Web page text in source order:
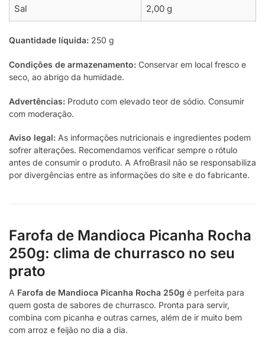
Sal 2,00 g
Quantidade líquida: 250 g
Condições de armazenamento: Conservar em local fresco e
seco, ao abrigo da humidade.
Advertências: Produto com elevado teor de sódio. Consumir
com moderação.
Aviso legal: As informações nutricionais e ingredientes podem
sofrer alterações. Recomendamos verificar sempre o rótulo
antes de consumir o produto. A AfroBrasil não se responsabiliza
por divergências entre as informações do site e do fabricante.
Farofa de Mandioca Picanha Rocha
250g: clima de churrasco no seu
prato
A Farofa de Mandioca Picanha Rocha 250g é perfeita para
quem gosta de sabores de churrasco. Pronta para servir,
combina com picanha e outras carnes, além de ir muito bem
com arroz e feijão no dia a dia.